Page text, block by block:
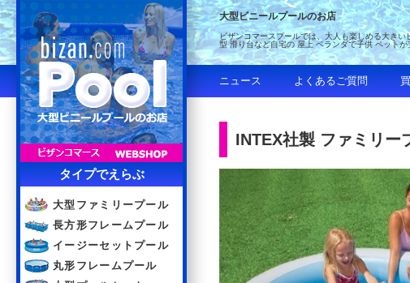
タイプでえらぶ
大型ファミリープール
長方形フレームプール
イージーセットプール
丸形フレームプール
大型ビニールプールのお店
ビザンコマースプールでは、大人も楽しめる大き
型 滑り台など自宅の 屋上 ベランダで子供 ペット
ニュース よくあるご質問
INTEX社製 ファミリー